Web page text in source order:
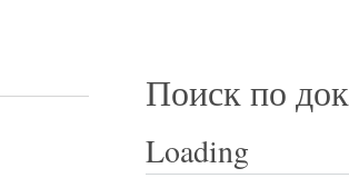
Поиск по
Loading